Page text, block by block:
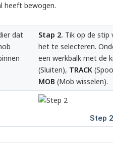
heeft bewogen.
dat
Stap 2. Tik op de stip
het te selecteren.
een werkbalk met de
(Sluiten), TRACK
MOB (Mob wisselen).